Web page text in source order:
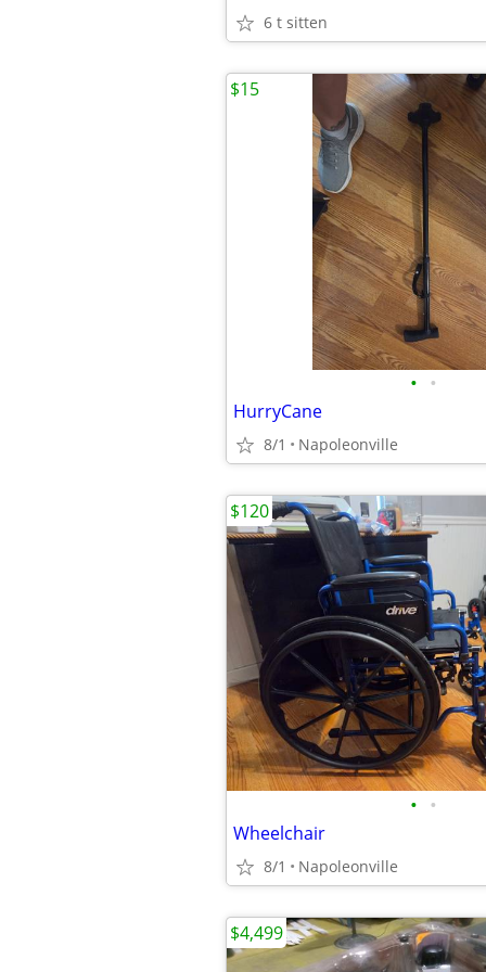
6 t sitten
• •
HurryCane
8/1 Napoleonville
$15
• •
Wheelchair
8/1 Napoleonville
$120
$4,499